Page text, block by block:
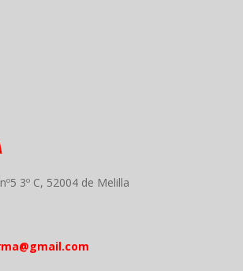
3º C, 52004 de Melilla